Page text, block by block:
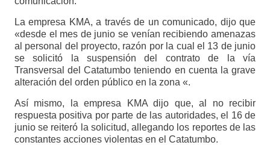
La empresa KMA, a través de un comunicado, dijo que
«desde el mes de junio se venían recibiendo amenazas
al personal del proyecto, razón por la cual el 13 de junio
se solicitó la suspensión del contrato de la vía
Transversal del Catatumbo teniendo en cuenta la grave
alteración del orden público en la zona «.
Así mismo, la empresa KMA dijo que, al no recibir
respuesta positiva por parte de las autoridades, el 16 de
junio se reiteró la solicitud, allegando los reportes de las
constantes acciones violentas en el Catatumbo.